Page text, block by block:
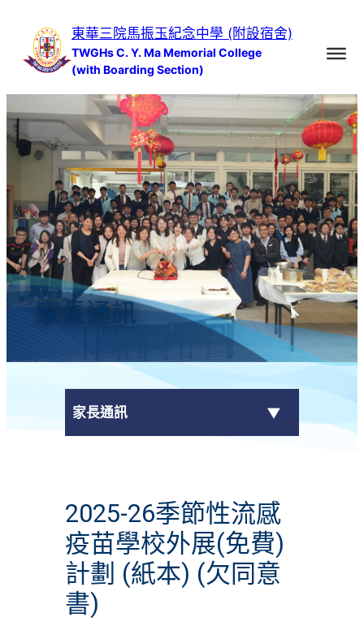
容
東華三院馬振玉紀念中學 (附設宿舍)
TWGHs C. Y. Ma Memorial College
(with Boarding Section)
家長通訊
家長通訊
學校通告
2025-26季節性流感
疫苗學校外展(免費)
計劃 (紙本) (欠同意
書)